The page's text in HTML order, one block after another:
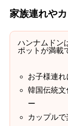
家族連れや
ハンナムドン
ポットが満載
お子様連
韓国伝統文
ー
カップル